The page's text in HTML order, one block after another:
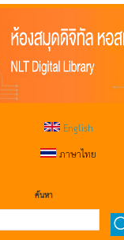
English
ภาษาไทย
ค้นหา